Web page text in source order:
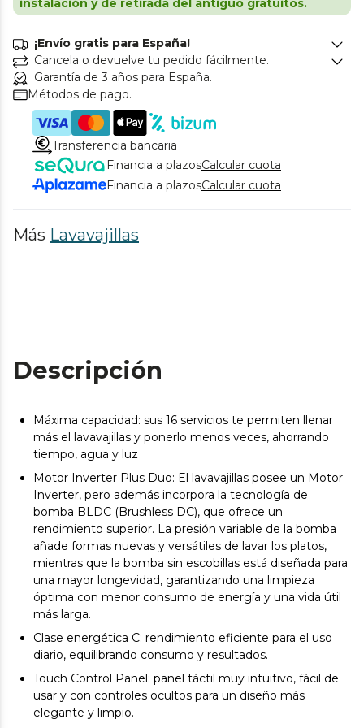
instalación y de retirada del antiguo gratuitos.
¡Envío gratis para España!
Cancela o devuelve tu pedido fácilmente.
Garantía de 3 años para España.
Métodos de pago.
Transferencia bancaria
Financia a plazosCalcular cuota
Financia a plazosCalcular cuota
Más Lavavajillas
Descripción
Máxima capacidad: sus 16 servicios te permiten llenar
más el lavavajillas y ponerlo menos veces, ahorrando
tiempo, agua y luz
Motor Inverter Plus Duo: El lavavajillas posee un Motor
Inverter, pero además incorpora la tecnología de
bomba BLDC (Brushless DC), que ofrece un
rendimiento superior. La presión variable de la bomba
añade formas nuevas y versátiles de lavar los platos,
mientras que la bomba sin escobillas está diseñada para
una mayor longevidad, garantizando una limpieza
óptima con menor consumo de energía y una vida útil
más larga.
Clase energética C: rendimiento eficiente para el uso
diario, equilibrando consumo y resultados.
Touch Control Panel: panel táctil muy intuitivo, fácil de
usar y con controles ocultos para un diseño más
elegante y limpio.